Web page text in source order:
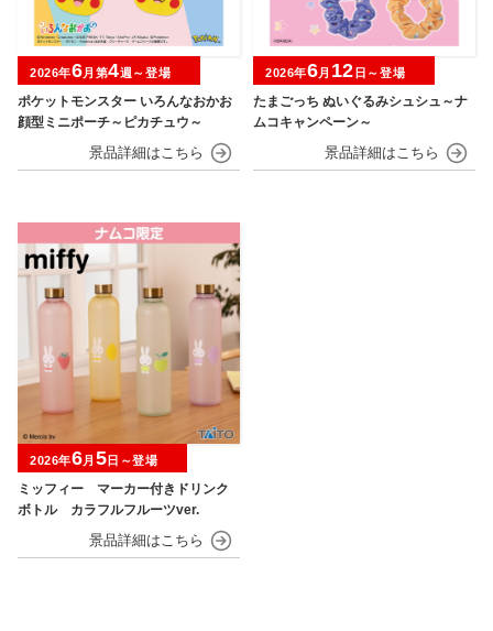
ポケットモンスター いろんなおかお
顔型ミニポーチ～ピカチュウ～
2026年6月第4週～登場
たまごっち ぬいぐるみシュシュ～ナ
ムコキャンペーン～
2026年6月 12 日～登場
ミッフィー マーカー付きドリンク
ボトル カラフルフルーツver.
2026年6月 5日～登場